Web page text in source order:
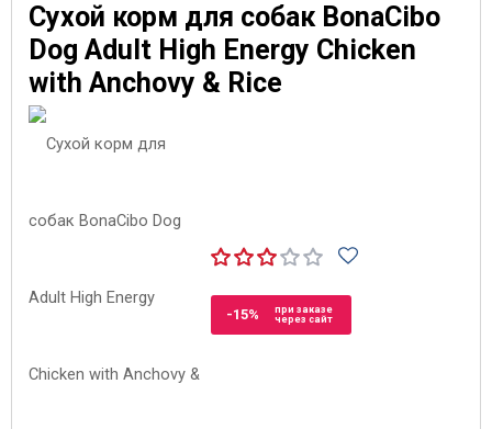
Сухой корм для собак BonaCibo
Dog Adult High Energy Chicken
with Anchovy & Rice
-15%
при заказе
через сайт